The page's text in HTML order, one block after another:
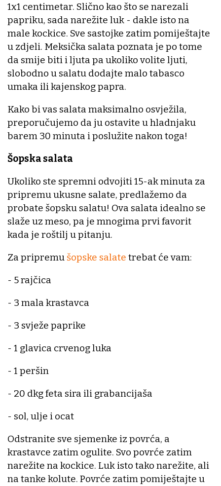
1x1 centimetar. Slično kao što se narezali
papriku, sada narežite luk - dakle isto na
male kockice. Sve sastojke zatim pomiještajte
u zdjeli. Meksička salata poznata je po tome
da smije biti i ljuta pa ukoliko volite ljuti,
slobodno u salatu dodajte malo tabasco
umaka ili kajenskog papra.
Kako bi vas salata maksimalno osvježila,
preporučujemo da ju ostavite u hladnjaku
barem 30 minuta i poslužite nakon toga!
Šopska salata
Ukoliko ste spremni odvojiti 15-ak minuta za
pripremu ukusne salate, predlažemo da
probate šopsku salatu! Ova salata idealno se
slaže uz meso, pa je mnogima prvi favorit
kada je roštilj u pitanju.
Za pripremu šopske salate trebat će vam:
- 5 rajčica
- 3 mala krastavca
- 3 svježe paprike
- 1 glavica crvenog luka
- 1 peršin
- 20 dkg feta sira ili grabancijaša
- sol, ulje i ocat
Odstranite sve sjemenke iz povrća, a
krastavce zatim ogulite. Svo povrće zatim
narežite na kockice. Luk isto tako narežite, ali
na tanke kolute. Povrće zatim pomiještajte u